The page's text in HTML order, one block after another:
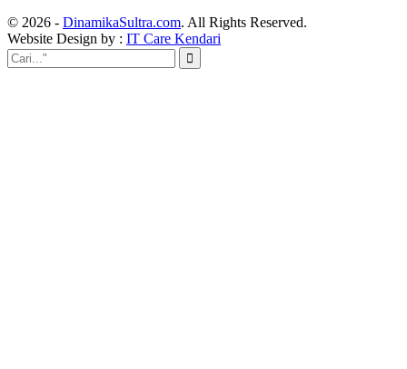
© 2026 - DinamikaSultra.com. All Rights Reserved.
Website Design by : IT Care Kendari